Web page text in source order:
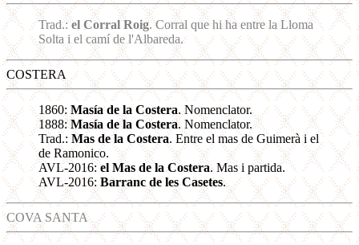
Trad.:el Corral Roig. Corral que hi ha entre la Lloma
Solta i el camí de l'Albareda.
COSTERA
1860: Masía de la Costera. Nomenclator.
1888:Masía de la Costera. Nomenclator.
Trad.: Mas de la Costera. Entre el mas de Guimerà i el
de Ramonico.
AVL-2016:el Mas de la Costera. Mas i partida.
AVL-2016:Barranc de les Casetes.
COVA SANTA